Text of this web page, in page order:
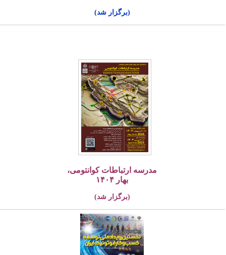
(برگزار شد)
مدرسه ارتباطات کوانتومی،
بهار ۱۴۰۴
(برگزار شد)